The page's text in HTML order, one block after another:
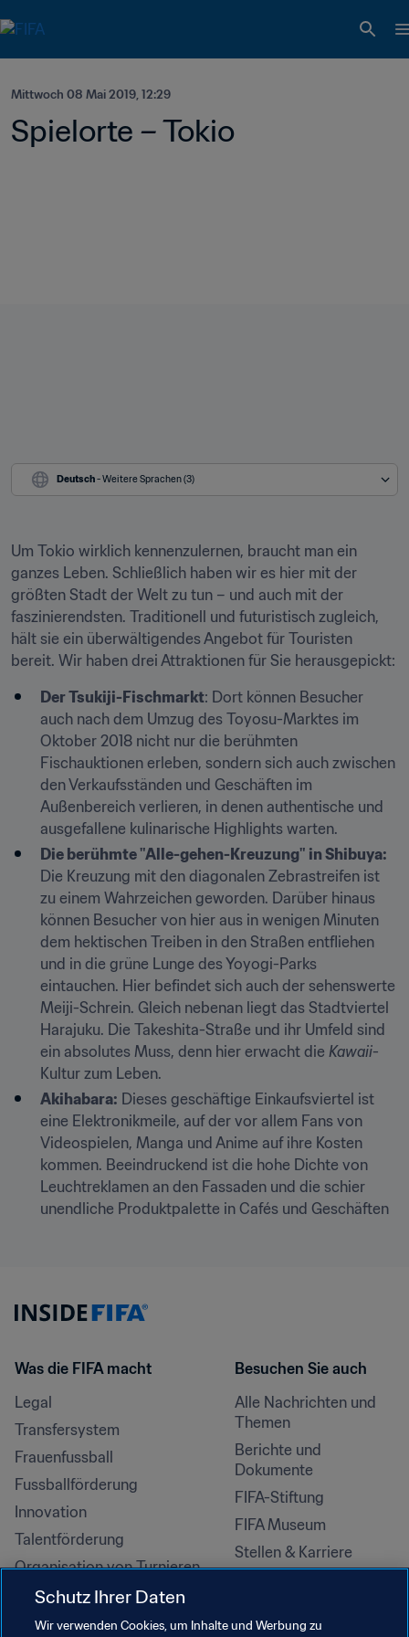
Mittwoch 08 Mai 2019, 12:29
Spielorte – Tokio
Deutsch - Weitere Sprachen (3)
Um Tokio wirklich kennenzulernen, braucht man ein
ganzes Leben. Schließlich haben wir es hier mit der
größten Stadt der Welt zu tun – und auch mit der
faszinierendsten. Traditionell und futuristisch zugleich,
hält sie ein überwältigendes Angebot für Touristen
bereit. Wir haben drei Attraktionen für Sie herausgepickt:
Der Tsukiji-Fischmarkt: Dort können Besucher
auch nach dem Umzug des Toyosu-Marktes im
Oktober 2018 nicht nur die berühmten
Fischauktionen erleben, sondern sich auch zwischen
den Verkaufsständen und Geschäften im
Außenbereich verlieren, in denen authentische und
ausgefallene kulinarische Highlights warten.
Die berühmte "Alle-gehen-Kreuzung" in Shibuya:
Die Kreuzung mit den diagonalen Zebrastreifen ist
zu einem Wahrzeichen geworden. Darüber hinaus
können Besucher von hier aus in wenigen Minuten
dem hektischen Treiben in den Straßen entfliehen
und in die grüne Lunge des Yoyogi-Parks
eintauchen. Hier befindet sich auch der sehenswerte
Meiji-Schrein. Gleich nebenan liegt das Stadtviertel
Harajuku. Die Takeshita-Straße und ihr Umfeld sind
ein absolutes Muss, denn hier erwacht die Kawaii-
Kultur zum Leben.
Akihabara: Dieses geschäftige Einkaufsviertel ist
eine Elektronikmeile, auf der vor allem Fans von
Videospielen, Manga und Anime auf ihre Kosten
kommen. Beeindruckend ist die hohe Dichte von
Leuchtreklamen an den Fassaden und die schier
unendliche Produktpalette in Cafés und Geschäften ​
Was die FIFA macht
Legal
Transfersystem
Frauenfussball
Fussballförderung
Innovation
Talentförderung
Organisation von Turnieren
Nachhaltigkeit
Menschenrechte und
Besuchen Sie auch
Alle Nachrichten und
Themen
Berichte und
Dokumente
FIFA-Stiftung
FIFA Museum
Stellen & Karriere
Schutz Ihrer Daten
Wir verwenden Cookies, um Inhalte und Werbung zu